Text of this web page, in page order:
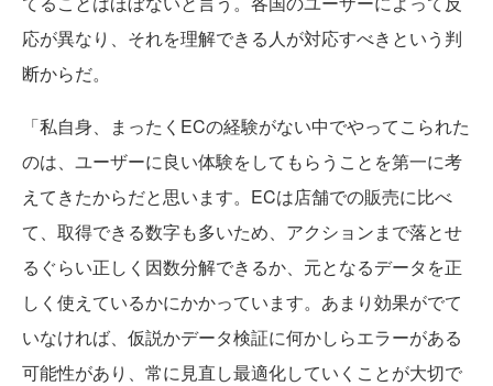
応が異なり、それを理解できる人が対応すべきという判
断からだ。
「私自身、まったくECの経験がない中でやってこられた
のは、ユーザーに良い体験をしてもらうことを第一に考
えてきたからだと思います。ECは店舗での販売に比べ
て、取得できる数字も多いため、アクションまで落とせ
るぐらい正しく因数分解できるか、元となるデータを正
しく使えているかにかかっています。あまり効果がでて
いなければ、仮説かデータ検証に何かしらエラーがある
可能性があり、常に見直し最適化していくことが大切で